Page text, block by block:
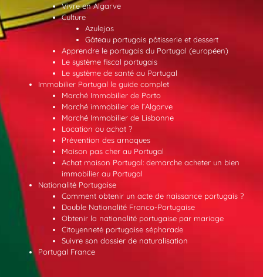
Vivre en Algarve
Culture
Azulejos
Gâteau portugais pâtisserie et dessert
Apprendre le portugais du Portugal (européen)
Le système fiscal portugais
Le système de santé au Portugal
Immobilier Portugal le guide complet
Marché Immobilier de Porto
Marché immobilier de l’Algarve
Marché Immobilier de Lisbonne
Location ou achat ?
Prévention des arnaques
Maison pas cher au Portugal
Achat maison Portugal: demarche acheter un bien
immobilier au Portugal
Nationalité Portugaise
Comment obtenir un acte de naissance portugais ?
Double Nationalité Franco-Portugaise
Obtenir la nationalité portugaise par mariage
Citoyenneté portugaise sépharade
Suivre son dossier de naturalisation
Portugal France